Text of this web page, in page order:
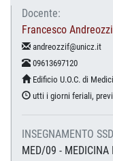
Docente:
Francesco Andreozzi
andreozzif@unicz.it
09613697120
Edificio U.O.C. di
utti i giorni feriali,
INSEGNAMENTO
MED/09 - MEDICINA